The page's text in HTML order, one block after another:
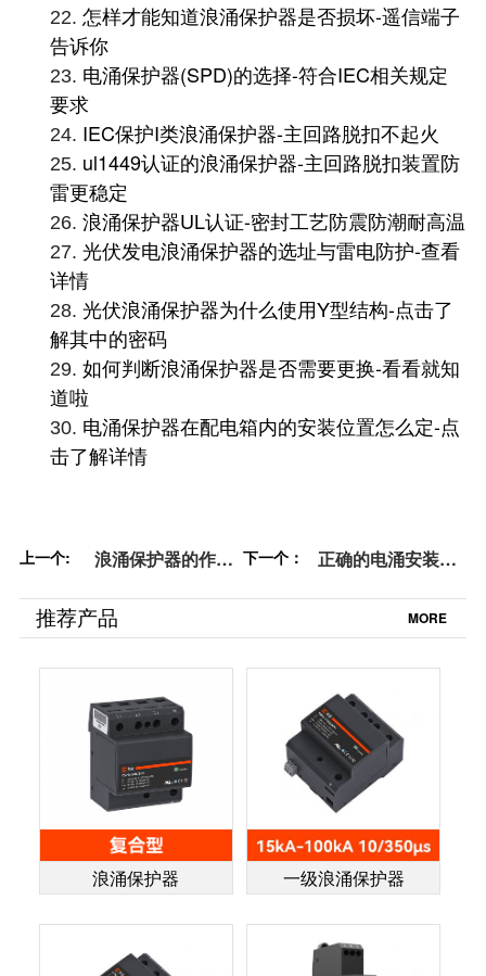
22. 怎样才能知道浪涌保护器是否损坏-遥信端子
告诉你
23. 电涌保护器(SPD)的选择-符合IEC相关规定
要求
24. IEC保护I类浪涌保护器-主回路脱扣不起火
25. ul1449认证的浪涌保护器-主回路脱扣装置防
雷更稳定
26. 浪涌保护器UL认证-密封工艺防震防潮耐高温
27. 光伏发电浪涌保护器的选址与雷电防护-查看
详情
28. 光伏浪涌保护器为什么使用Y型结构-点击了
解其中的密码
29. 如何判断浪涌保护器是否需要更换-看看就知
道啦
30. 电涌保护器在配电箱内的安装位置怎么定-点
击了解详情
上一个:
浪涌保护器的作用
够了！【易造防
雷】
下一个：
正确的电涌安装方
要掌握【易造防
雷】
推荐产品 MORE
浪涌保护器 一级浪涌保护器